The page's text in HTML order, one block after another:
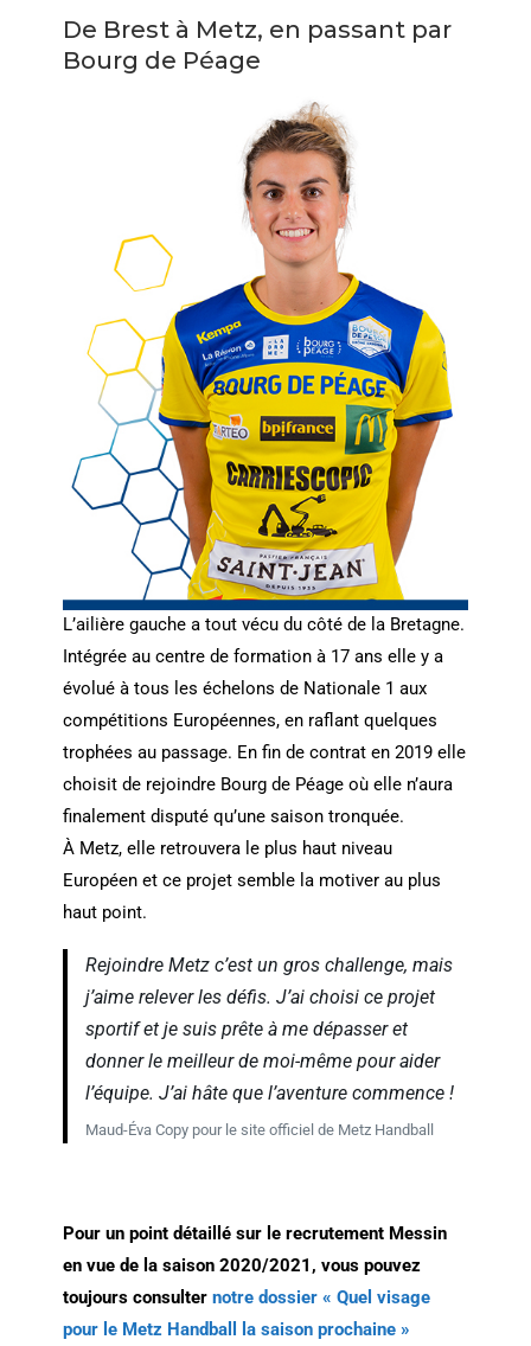
De Brest à Metz, en passant par
Bourg de Péage
L’ailière gauche a tout vécu du côté de la Bretagne.
Intégrée au centre de formation à 17 ans elle y a
évolué à tous les échelons de Nationale 1 aux
compétitions Européennes, en raflant quelques
trophées au passage. En fin de contrat en 2019 elle
choisit de rejoindre Bourg de Péage où elle n’aura
finalement disputé qu’une saison tronquée.
À Metz, elle retrouvera le plus haut niveau
Européen et ce projet semble la motiver au plus
haut point.
Rejoindre Metz c’est un gros challenge, mais
j’aime relever les défis. J’ai choisi ce projet
sportif et je suis prête à me dépasser et
donner le meilleur de moi-même pour aider
l’équipe. J’ai hâte que l’aventure commence !
Maud-Éva Copy pour le site officiel de Metz Handball
Pour un point détaillé sur le recrutement Messin
en vue de la saison 2020/2021, vous pouvez
toujours consulter notre dossier « Quel visage
pour le Metz Handball la saison prochaine »